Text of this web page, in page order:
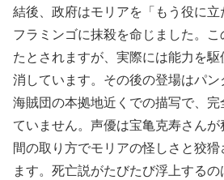
結後、政府はモリアを「もう役に
フラミンゴに抹殺を命じました。
たとされますが、実際には能力を
消しています。その後の登場はパ
海賊団の本拠地近くでの描写で、
ていません。声優は宝亀克寿さんが
間の取り方でモリアの怪しさと狡
ます。死亡説がたびたび浮上する